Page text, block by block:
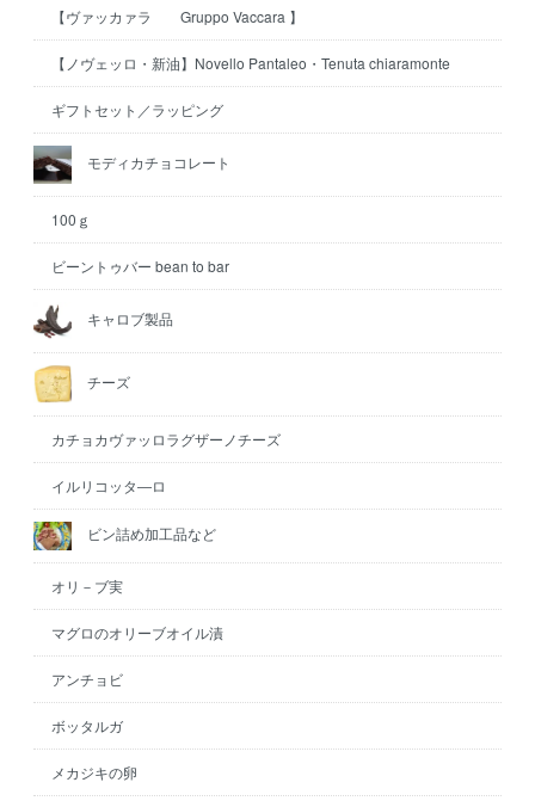
【ヴァッカァラ Gruppo Vaccara 】
【ノヴェッロ・新油】Novello Pantaleo・Tenuta chiaramonte
ギフトセット／ラッピング
モディカチョコレート
100ｇ
ビーントゥバー bean to bar
キャロブ製品
チーズ
カチョカヴァッロラグザーノチーズ
イルリコッタ―ロ
ビン詰め加工品など
オリ－ブ実
マグロのオリーブオイル漬
アンチョビ
ボッタルガ
メカジキの卵